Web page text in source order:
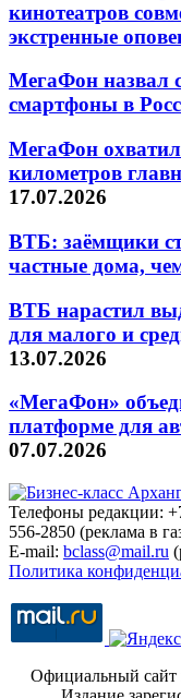
кинотеатров
экстренные
МегаФон назвал
смартфоны в
МегаФон
километров
17.07.2026
ВТБ: заёмщики
частные дома,
ВТБ нарастил
для малого и
13.07.2026
«МегаФон»
платформе для
07.07.2026
Телефоны редакции:
556-2850 (реклама в
E-mail: bclass@mail.ru
Политика
Официальный